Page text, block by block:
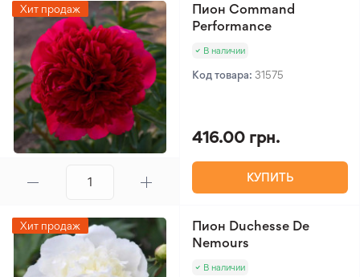
Хит продаж
Пион Command
Performance
В наличии
Код товара: 31575
416.00 грн.
КУПИТЬ
Хит продаж
Пион Duchesse De
Nemours
В наличии